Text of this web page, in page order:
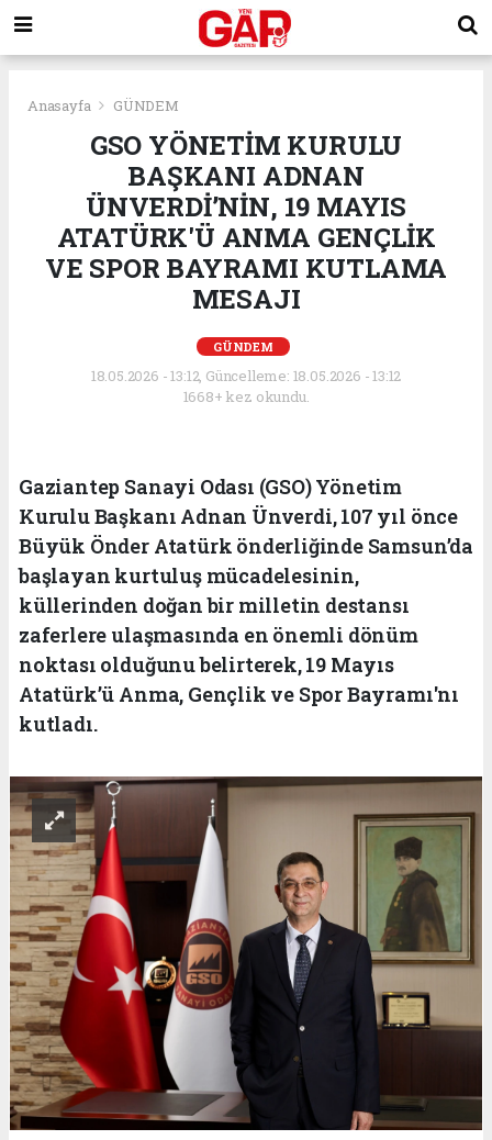
Anasayfa GÜNDEM
GSO YÖNETİM KURULU
BAŞKANI ADNAN
ÜNVERDİ’NİN, 19 MAYIS
ATATÜRK'Ü ANMA GENÇLİK
VE SPOR BAYRAMI KUTLAMA
MESAJI
GÜNDEM
18.05.2026 - 13:12, Güncelleme: 18.05.2026 - 13:12
1668+ kez okundu.
Gaziantep Sanayi Odası (GSO) Yönetim
Kurulu Başkanı Adnan Ünverdi, 107 yıl önce
Büyük Önder Atatürk önderliğinde Samsun’da
başlayan kurtuluş mücadelesinin,
küllerinden doğan bir milletin destansı
zaferlere ulaşmasında en önemli dönüm
noktası olduğunu belirterek, 19 Mayıs
Atatürk’ü Anma, Gençlik ve Spor Bayramı'nı
kutladı.